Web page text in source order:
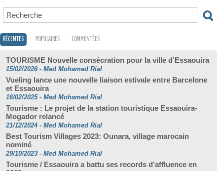
RÉCENTES POPULAIRES COMMENTÉES
TOURISME Nouvelle consécration pour la ville d’Essaouira
15/02/2026 - Med Mohamed Rial
Vueling lance une nouvelle liaison estivale entre Barcelone
et Essaouira
16/02/2025 - Med Mohamed Rial
Tourisme : Le projet de la station touristique Essaouira-
Mogador relancé
21/12/2024 - Med Mohamed Rial
Best Tourism Villages 2023: Ounara, village marocain
nominé
29/10/2023 - Med Mohamed Rial
Tourisme / Essaouira a battu ses records d’affluence en